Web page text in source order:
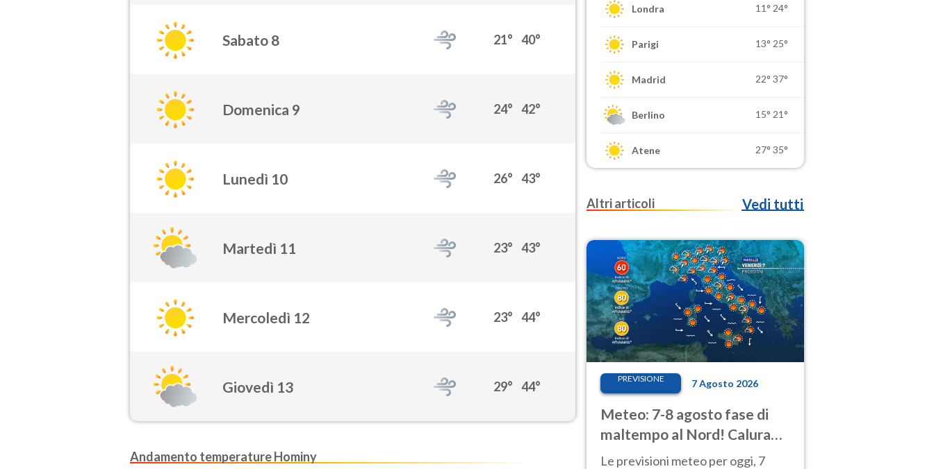
Sabato 8 21° 40°
Domenica 9 24° 42°
Lunedì 10 26° 43°
Martedì 11 23° 43°
Mercoledì 12 23° 44°
Giovedì 13 29° 44°
Andamento temperature Hominy
Londra 11° 24°
Parigi 13° 25°
Madrid 22° 37°
Berlino 15° 21°
Atene 27° 35°
Altri articoli Vedi tutti
PREVISIONE 7 Agosto 2026
Meteo: 7-8 agosto fase di
maltempo al Nord! Calura
fino a Ferragosto
Le previsioni meteo per oggi, 7